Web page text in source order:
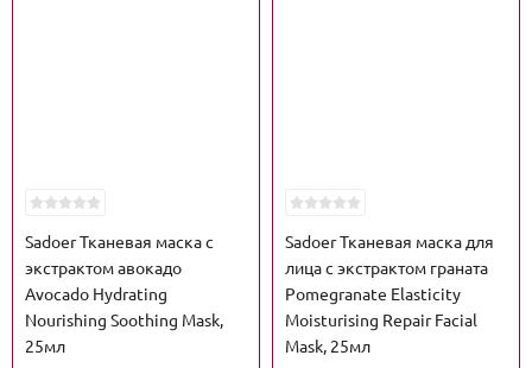
Sadoer Тканевая маска с
экстрактом авокадо
Avocado Hydrating
Nourishing Soothing Mask,
25мл
Sadoer Тканевая маска для
лица с экстрактом граната
Pomegranate Elasticity
Moisturising Repair Facial
Mask, 25мл